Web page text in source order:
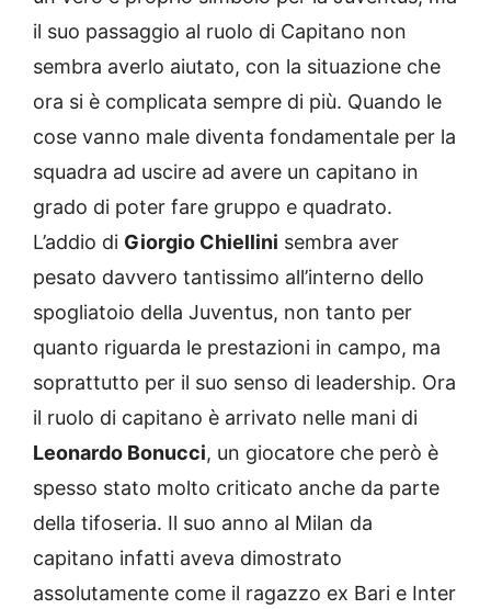
il suo passaggio al ruolo di Capitano non
sembra averlo aiutato, con la situazione che
ora si è complicata sempre di più. Quando le
cose vanno male diventa fondamentale per la
squadra ad uscire ad avere un capitano in
grado di poter fare gruppo e quadrato.
L’addio di Giorgio Chiellini sembra aver
pesato davvero tantissimo all’interno dello
spogliatoio della Juventus, non tanto per
quanto riguarda le prestazioni in campo, ma
soprattutto per il suo senso di leadership. Ora
il ruolo di capitano è arrivato nelle mani di
Leonardo Bonucci, un giocatore che però è
spesso stato molto criticato anche da parte
della tifoseria. Il suo anno al Milan da
capitano infatti aveva dimostrato
assolutamente come il ragazzo ex Bari e Inter